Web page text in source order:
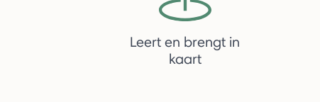
Leert en brengt in
kaart